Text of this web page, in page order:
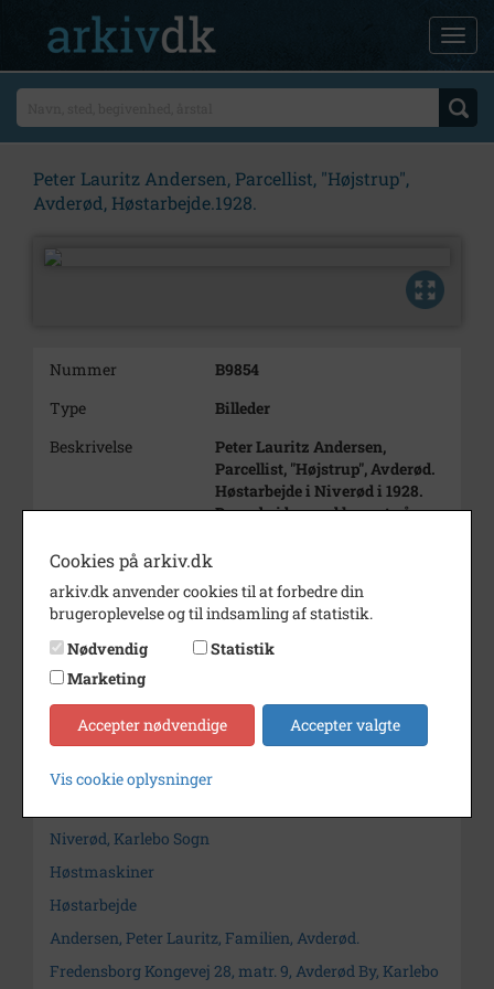
Peter Lauritz Andersen, Parcellist, "Højstrup",
Avderød, Høstarbejde.1928.
Nummer
B9854
Type
Billeder
Beskrivelse
Peter Lauritz Andersen,
Parcellist, "Højstrup", Avderød.
Høstarbejde i Niverød i 1928.
Der arbejdes med kornet på
Årstal
Dateringsnote
25-09-1928
Fotograf
Ukendt
Arkiv
Kontakt arkivet
Niverød, Karlebo Sogn
Høstmaskiner
Høstarbejde
Andersen, Peter Lauritz, Familien, Avderød.
Fredensborg Kongevej 28, matr. 9, Avderød By, Karlebo
Cookies på arkiv.dk
arkiv.dk anvender cookies til at forbedre din
brugeroplevelse og til indsamling af statistik.
Nødvendig
Statistik
Marketing
Accepter nødvendige Accepter valgte
Vis cookie oplysninger